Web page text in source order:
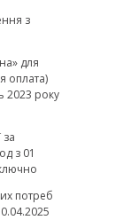
з
для
оплата)
2023 року
з 01
потреб